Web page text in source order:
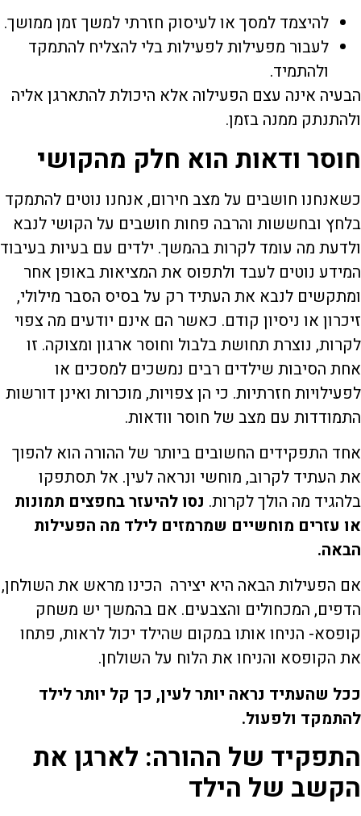
להיצמד למסך או לעיסוק חזרתי למשך זמן ממושך.
לעבור מפעילות לפעילות בלי להצליח להתמקד
ולהתמיד.
הבעיה אינה עצם הפעילוה אלא היכולת להתארגן אליה
ולהתנתק ממנה בזמן.
חוסר ודאות הוא חלק מהקושי
כשאנחנו חושבים על מצב חירום, אנחנו נוטים להתמקד
בלחץ ובחששות והרבה פחות חושבים על הקושי לנבא
ולדעת מה עומד לקרות בהמשך. ילדים עם בעיות בעיבוד
המידע נוטים לעבד ולתפוס את המציאות באופן אחר
ומתקשים לנבא את העתיד רק על בסיס הסבר מילולי,
זיכרון או ניסיון קודם. כאשר הם אינם יודעים מה צפוי
לקרות, נוצרת תחושת בלבול וחוסר ארגון ומצוקה. זו
אחת הסיבות שילדים רבים נמשכים למסכים או
לפעילויות חזרתיות. כי הן צפויות, מוכרות ואינן דורשות
התמודדות עם מצב של חוסר וודאות.
אחד התפקידים החשובים ביותר של ההורה הוא להפוך
את העתיד לקרוב, מוחשי ונראה לעין. אל תסתפקו
בלהגיד מה הולך לקרות. נסו להיעזר בחפצים תמונות
או עזרים מוחשיים שמרמזים לילד מה הפעילות
הבאה.
אם הפעילות הבאה היא יצירה הכינו מראש את השולחן,
הדפים, המכחולים והצבעים. אם בהמשך יש משחק
קופסא- הניחו אותו במקום שהילד יכול לראות, פתחו
את הקופסא והניחו את הלוח על השולחן.
ככל שהעתיד נראה יותר לעין, כך קל יותר לילד
להתמקד ולפעול.
התפקיד של ההורה: לארגן את
הקשב של הילד